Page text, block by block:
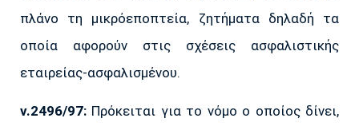
πλάνο τη μικρόεποπτεία, ζητήματα δηλαδή τα
οποία αφορούν στις σχέσεις ασφαλιστικής
εταιρείας-ασφαλισμένου.
ν.2496/97: Πρόκειται για το νόμο ο οποίος δίνει,